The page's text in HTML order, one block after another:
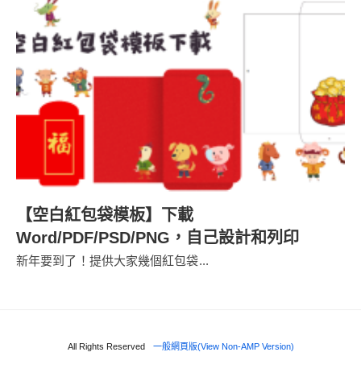
【空白紅包袋模板】下載
Word/PDF/PSD/PNG，自己設計和列印
新年要到了！提供大家幾個紅包袋...
All Rights Reserved 一般網頁版(View Non-AMP Version)